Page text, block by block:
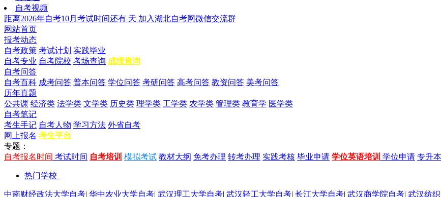
自考视频
距离2026年自考10月考试时间还有 天 加入湖北自考网微信交流群
网站首页
报考动态
自考政策 考试计划 实践毕业
自考专业 自考院校 考场查询 成绩查询
自考问答
自考百科 成考问答 普本问答 学位问答 考研问答 高考问答 教资问答 美考问答
历年真题
公共课 经济类 法学类 文学类 历史类 理学类 工学类 农学类 管理类 教育学 医学类
自考笔记
考生手记 自考人物 学习方法 外省自考
网上报名 考生平台
专题：
自考报名时间 考试时间 自考培训 模拟考试 教材大纲 免考办理 转考办理 实践考核 毕业申请 学位英语培训 学位申请 专升本
热门学校
中南财经政法大学自考| 华中农业大学自考| 武汉理工大学自考| 武汉轻工大学自考| 长江大学自考| 武汉商学院自考| 武汉纺